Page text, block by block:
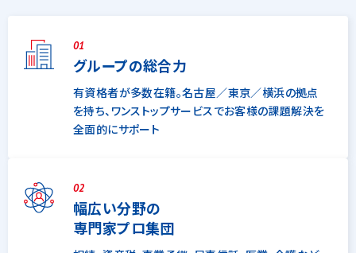
01
グループの総合力
有資格者が多数在籍。名古屋／東京／横浜の拠点
を持ち、ワンストップサービスでお客様の課題解決を
全面的にサポート
02
幅広い分野の
専門家プロ集団